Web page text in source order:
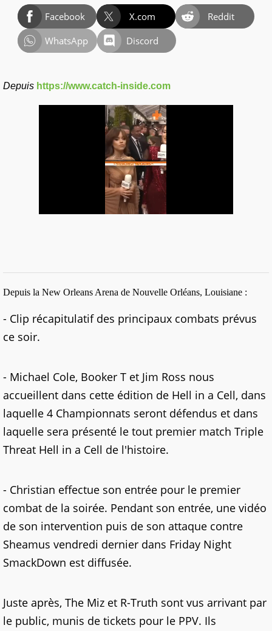
Facebook X.com
Reddit
WhatsApp
Discord
Depuis https://www.catch-inside.com
Depuis la New Orleans Arena de Nouvelle Orléans, Louisiane :
- Clip récapitulatif des principaux combats prévus
ce soir.
- Michael Cole, Booker T et Jim Ross nous
accueillent dans cette édition de Hell in a Cell, dans
laquelle 4 Championnats seront défendus et dans
laquelle sera présenté le tout premier match Triple
Threat Hell in a Cell de l'histoire.
- Christian effectue son entrée pour le premier
combat de la soirée. Pendant son entrée, une vidéo
de son intervention puis de son attaque contre
Sheamus vendredi dernier dans Friday Night
SmackDown est diffusée.
Juste après, The Miz et R-Truth sont vus arrivant par
le public, munis de tickets pour le PPV. Ils